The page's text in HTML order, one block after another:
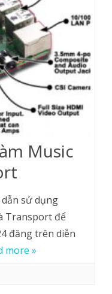
Music
sử dụng
Transport để
đăng trên diễn
more »